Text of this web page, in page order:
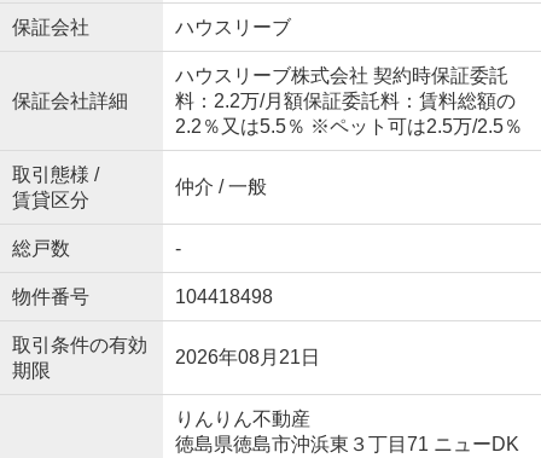
保証会社 ハウスリーブ
保証会社詳細
ハウスリーブ株式会社 契約時保証委託
料：2.2万/月額保証委託料：賃料総額の
2.2％又は5.5％ ※ペット可は2.5万/2.5％
取引態様 /
賃貸区分
仲介 / 一般
総戸数 -
物件番号 104418498
取引条件の有効
期限
2026年08月21日
りんりん不動産
徳島県徳島市沖浜東３丁目71 ニューDK